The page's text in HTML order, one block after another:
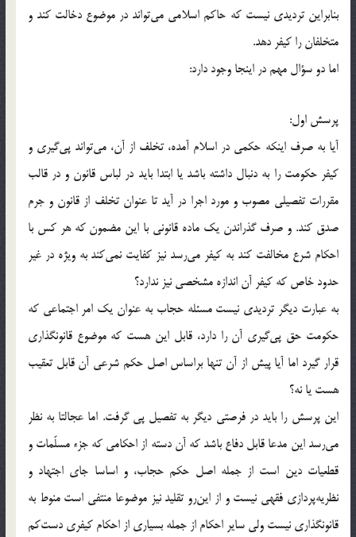
بنابراين ترديدی نيست که حاکم اسلامی می‌تواند در موضوع دخالت کند و
متخلفان را کيفر دهد.
اما دو سؤال مهم در اينجا وجود دارد:
پرسش اول:
آيا به صرف اينکه حکمی در اسلام آمده، تخلف از آن، می‌تواند پی‌گيری و
کيفر حکومت را به دنبال داشته باشد يا ابتدا بايد در لباس قانون و در قالب
مقررات تفصيلی مصوب و مورد اجرا در آيد تا عنوان تخلف از قانون و جرم
صدق کند. و صرف گذراندن يک ماده قانونی با اين مضمون که هر کس با
احکام شرع مخالفت کند به کيفر می‌رسد نيز کفايت نمی‌کند به ويژه در غير
حدود خاص که کيفر آن اندازه مشخصی نيز ندارد؟
به عبارت ديگر ترديدی نيست مسئله حجاب به عنوان يک امر اجتماعی که
حکومت حق پی‌گيری آن را دارد، قابل اين هست که موضوع قانونگذاری
قرار گيرد اما آيا پيش از آن تنها براساس اصل حکم شرعی آن قابل تعقيب
هست يا نه؟
اين پرسش را بايد در فرصتی ديگر به تفصيل پی گرفت. اما عجالتا به نظر
می‌رسد اين مدعا قابل دفاع باشد که آن دسته از احکامی که جزء مسلّمات و
قطعيات دين است از جمله اصل حکم حجاب، و اساسا جای اجتهاد و
نظريه‌پردازی فقهی نيست و از اين‌رو تقليد نيز موضوعا منتفی است منوط به
قانونگذاری نيست ولی ساير احکام از جمله بسياری از احکام کيفری دست‌کم